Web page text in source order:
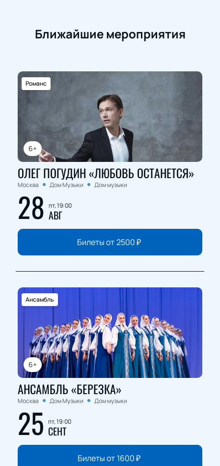
Ближайшие мероприятия
6+
Романс
ОЛЕГ ПОГУДИН «ЛЮБОВЬ ОСТАНЕТСЯ»
Москва Дом Музыки Дом музыки
28 пт, 19:00
АВГ
Билеты от2500₽
6+
Ансамбль
АНСАМБЛЬ «БЕРЕЗКА»
Москва Дом Музыки Дом музыки
25 пт, 19:00
СЕНТ
Билеты от 1600₽